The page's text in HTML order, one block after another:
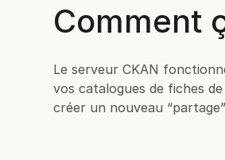
Comment
Le serveur CKAN
vos catalogues de fiches
créer un nouveau